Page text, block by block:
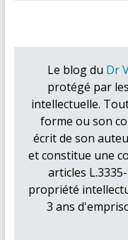
Le blog du Dr
protégé par
intellectuelle.
forme ou son
écrit de son
et constitue une
articles
propriété
3 ans